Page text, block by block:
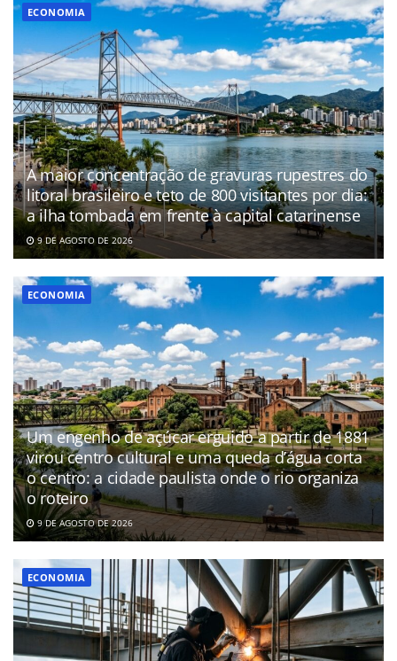
ECONOMIA
A maior concentração de gravuras rupestres do
litoral brasileiro e teto de 800 visitantes por dia:
a ilha tombada em frente à capital catarinense
9 DE AGOSTO DE 2026
ECONOMIA
Um engenho de açúcar erguido a partir de 1881
virou centro cultural e uma queda d’água corta
o centro: a cidade paulista onde o rio organiza
o roteiro
9 DE AGOSTO DE 2026
ECONOMIA